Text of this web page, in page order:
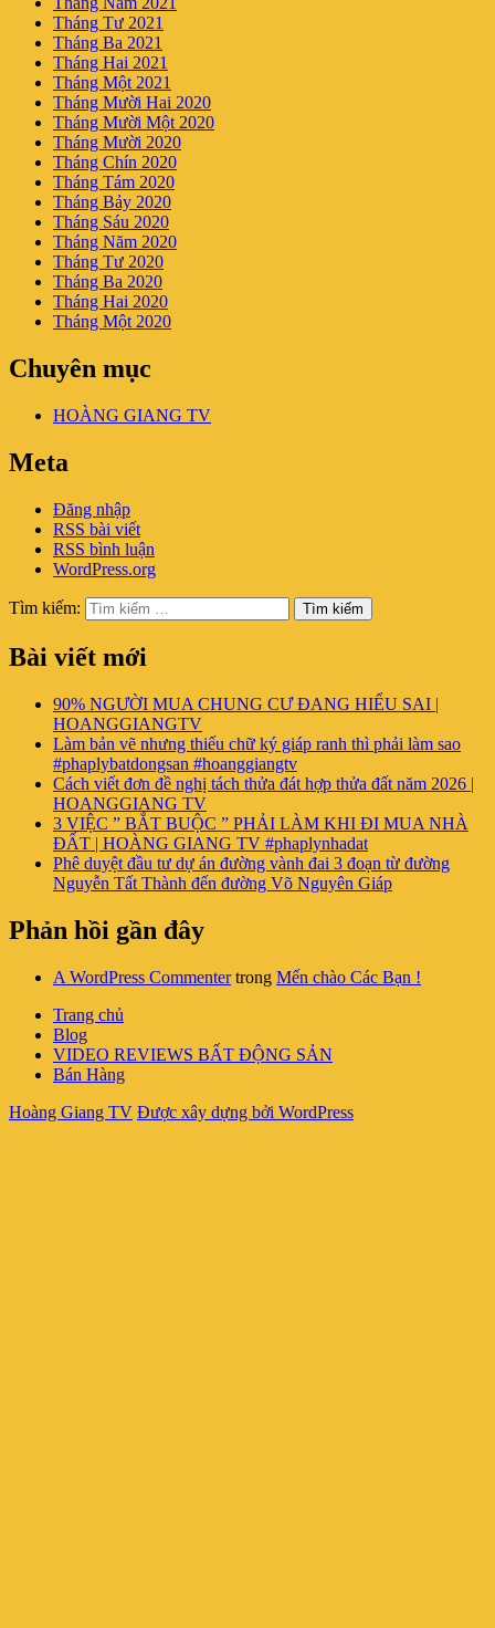
Tháng Tư 2021
Tháng Ba 2021
Tháng Hai 2021
Tháng Một 2021
Tháng Mười Hai 2020
Tháng Mười Một 2020
Tháng Mười 2020
Tháng Chín 2020
Tháng Tám 2020
Tháng Bảy 2020
Tháng Sáu 2020
Tháng Năm 2020
Tháng Tư 2020
Tháng Ba 2020
Tháng Hai 2020
Tháng Một 2020
Chuyên mục
HOÀNG GIANG TV
Meta
Đăng nhập
RSS bài viết
RSS bình luận
WordPress.org
Tìm kiếm: Tìm kiếm
Bài viết mới
90% NGƯỜI MUA CHUNG CƯ ĐANG HIỂU SAI |
HOANGGIANGTV
Làm bản vẽ nhưng thiếu chữ ký giáp ranh thì phải làm sao
#phaplybatdongsan #hoanggiangtv
Cách viết đơn đề nghị tách thửa đát hợp thửa đất năm 2026 |
HOANGGIANG TV
3 VIỆC ” BẮT BUỘC ” PHẢI LÀM KHI ĐI MUA NHÀ
ĐẤT | HOÀNG GIANG TV #phaplynhadat
Phê duyệt đầu tư dự án đường vành đai 3 đoạn từ đường
Nguyễn Tất Thành đến đường Võ Nguyên Giáp
Phản hồi gần đây
A WordPress Commentertrong Mến chào Các Bạn !
Trang chủ
Blog
VIDEO REVIEWS BẤT ĐỘNG SẢN
Bán Hàng
Hoàng Giang TV Được xây dựng bởi WordPress